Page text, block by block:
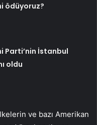
ödüyoruz?
Parti’nin İstanbul
oldu
ve bazı Amerikan